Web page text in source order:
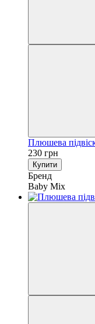
Плюшева
230 грн
Купити
Бренд
Baby Mix